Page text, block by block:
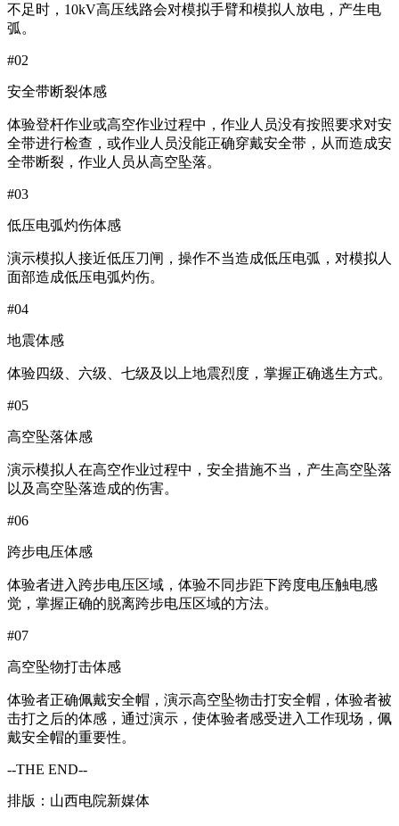
不足时，10kV高压线路会对模拟手臂和模拟人放电，产生电
弧。
#02
安全带断裂体感
体验登杆作业或高空作业过程中，作业人员没有按照要求对安
全带进行检查，或作业人员没能正确穿戴安全带，从而造成安
全带断裂，作业人员从高空坠落。
#03
低压电弧灼伤体感
演示模拟人接近低压刀闸，操作不当造成低压电弧，对模拟人
面部造成低压电弧灼伤。
#04
地震体感
体验四级、六级、七级及以上地震烈度，掌握正确逃生方式。
#05
高空坠落体感
演示模拟人在高空作业过程中，安全措施不当，产生高空坠落
以及高空坠落造成的伤害。
#06
跨步电压体感
体验者进入跨步电压区域，体验不同步距下跨度电压触电感
觉，掌握正确的脱离跨步电压区域的方法。
#07
高空坠物打击体感
体验者正确佩戴安全帽，演示高空坠物击打安全帽，体验者被
击打之后的体感，通过演示，使体验者感受进入工作现场，佩
戴安全帽的重要性。
--THE END--
排版：山西电院新媒体